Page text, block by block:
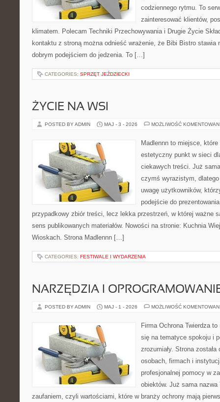
codziennego rytmu. To
zainteresować klientów,
klimatem. Polecam Techniki Przechowywania i Drugie Życie
kontaktu z stroną można odnieść wrażenie, że Bibi Bistro stawia
dobrym podejściem do jedzenia. To […]
CATEGORIES: SPRZĘT JEŹDZIECKI
ŻYCIE NA WSI
POSTED BY ADMIN MAJ - 3 - 2026 MOŻLIWOŚĆ
Madlennn to miejsce,
estetyczny punkt w sieci
ciekawych treści. Już
czymś wyrazistym,
uwagę użytkowników,
podejście do
przypadkowy zbiór treści, lecz lekka przestrzeń, w której ważne
sens publikowanych materiałów. Nowości na stronie: Kuchnia
Wioskach. Strona Madlennn […]
CATEGORIES: FESTIWALE I WYDARZENIA
NARZĘDZIA I
POSTED BY ADMIN MAJ - 1 - 2026 MOŻLIWOŚĆ
Firma Ochrona Twierdza
się na tematyce spokoju i
zrozumiały. Strona
osobach, firmach i
profesjonalnej pomocy w
obiektów. Już sama
zaufaniem, czyli wartościami, które w branży ochrony mają